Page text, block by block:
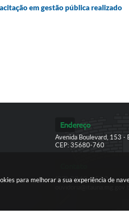
para melhorar a sua experiência de
em gestão pública realizado
Endereço
Avenida Boulevard, 153 -
CEP: 35680-760
(37) 3249-9500